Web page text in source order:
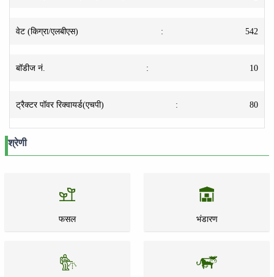
वेट (किग्रा/एलबीएस) : 542
बॉडीज नं. : 10
ट्रैक्टर पॉवर रिक्वायर्ड(एचपी) : 80
श्रेणी
फसल भंडारण